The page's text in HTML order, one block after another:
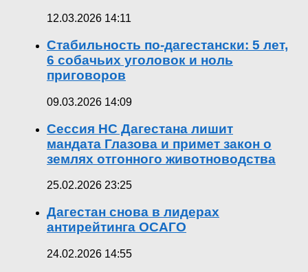
12.03.2026 14:11
Стабильность по-дагестански: 5 лет,
6 собачьих уголовок и ноль
приговоров
09.03.2026 14:09
Сессия НС Дагестана лишит
мандата Глазова и примет закон о
землях отгонного животноводства
25.02.2026 23:25
Дагестан снова в лидерах
антирейтинга ОСАГО
24.02.2026 14:55